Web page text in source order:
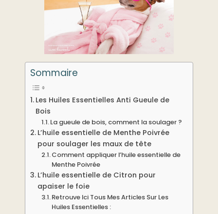
Sommaire
Les Huiles Essentielles Anti Gueule de
Bois
La gueule de bois, comment la soulager ?
L’huile essentielle de Menthe Poivrée
pour soulager les maux de tête
Comment appliquer l’huile essentielle de
Menthe Poivrée
L’huile essentielle de Citron pour
apaiser le foie
Retrouve Ici Tous Mes Articles Sur Les
Huiles Essentielles :